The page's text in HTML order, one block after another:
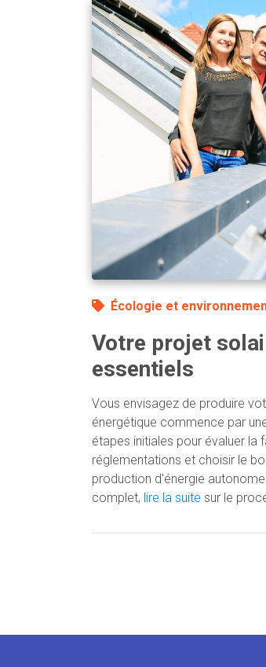
Écologie et
Votre projet
essentiels
Vous envisagez de produire
énergétique commence par
étapes initiales pour évaluer la
réglementations et choisir le
production d'énergie
complet, lire la suite sur le